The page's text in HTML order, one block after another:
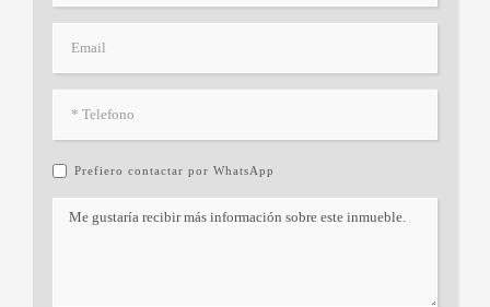
Prefiero contactar por WhatsApp